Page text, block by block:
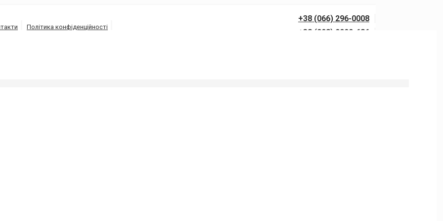
+38 (066) 296-0008
+38 (098) 0099-686
Політика конфіденційності
під високим тиском напором води від 150 до 300 бар із гарантією якості. Виїзд